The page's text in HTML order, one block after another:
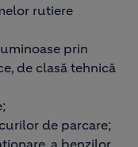
rutiere
prin
de clasă tehnică
de parcare;​
a benzilor